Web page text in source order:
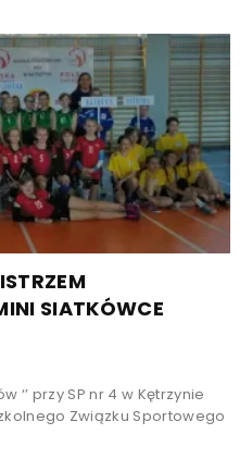
SIATKÓWCE
‘’ przy SP nr 4 w Kętrzynie
Związku Sportowego